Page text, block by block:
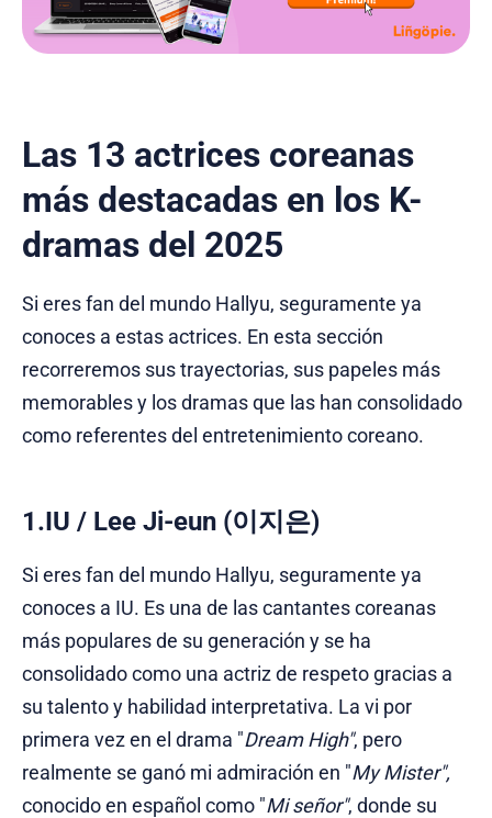
Las 13 actrices coreanas
más destacadas en los K-
dramas del 2025
Si eres fan del mundo Hallyu, seguramente ya
conoces a estas actrices. En esta sección
recorreremos sus trayectorias, sus papeles más
memorables y los dramas que las han consolidado
como referentes del entretenimiento coreano.
1.IU / Lee Ji-eun (이지은)
Si eres fan del mundo Hallyu, seguramente ya
conoces a IU. Es una de las cantantes coreanas
más populares de su generación y se ha
consolidado como una actriz de respeto gracias a
su talento y habilidad interpretativa. La vi por
primera vez en el drama "Dream High", pero
realmente se ganó mi admiración en "My Mister",
conocido en español como "Mi señor", donde su